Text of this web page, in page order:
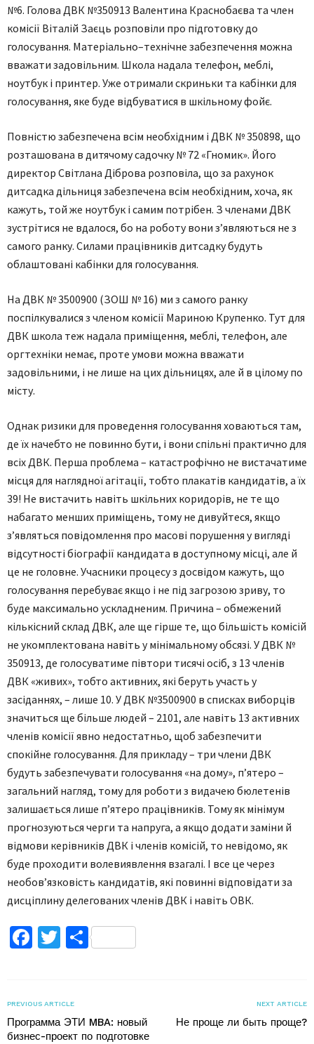
№6. Голова ДВК №350913 Валентина Краснобаєва та член
комісії Віталій Заєць розповіли про підготовку до
голосування. Матеріально–технічне забезпечення можна
вважати задовільним. Школа надала телефон, меблі,
ноутбук і принтер. Уже отримали скриньки та кабінки для
голосування, яке буде відбуватися в шкільному фойє.
Повністю забезпечена всім необхідним і ДВК № 350898, що
розташована в дитячому садочку № 72 «Гномик». Його
директор Світлана Діброва розповіла, що за рахунок
дитсадка дільниця забезпечена всім необхідним, хоча, як
кажуть, той же ноутбук і самим потрібен. З членами ДВК
зустрітися не вдалося, бо на роботу вони з’являються не з
самого ранку. Силами працівників дитсадку будуть
облаштовані кабінки для голосування.
На ДВК № 3500900 (ЗОШ № 16) ми з самого ранку
поспілкувалися з членом комісії Мариною Крупенко. Тут для
ДВК школа теж надала приміщення, меблі, телефон, але
оргтехніки немає, проте умови можна вважати
задовільними, і не лише на цих дільницях, але й в цілому по
місту.
Однак ризики для проведення голосування ховаються там,
де їх начебто не повинно бути, і вони спільні практично для
всіх ДВК. Перша проблема – катастрофічно не вистачатиме
місця для наглядної агітації, тобто плакатів кандидатів, а їх
39! Не вистачить навіть шкільних коридорів, не те що
набагато менших приміщень, тому не дивуйтеся, якщо
з’являться повідомлення про масові порушення у вигляді
відсутності біографії кандидата в доступному місці, але й
це не головне. Учасники процесу з досвідом кажуть, що
голосування перебуває якщо і не під загрозою зриву, то
буде максимально ускладненим. Причина – обмежений
кількісний склад ДВК, але ще гірше те, що більшість комісій
не укомплектована навіть у мінімальному обсязі. У ДВК №
350913, де голосуватиме півтори тисячі осіб, з 13 членів
ДВК «живих», тобто активних, які беруть участь у
засіданнях, – лише 10. У ДВК №3500900 в списках виборців
значиться ще більше людей – 2101, але навіть 13 активних
членів комісії явно недостатньо, щоб забезпечити
спокійне голосування. Для прикладу – три члени ДВК
будуть забезпечувати голосування «на дому», п’ятеро –
загальний нагляд, тому для роботи з видачею бюлетенів
залишається лише п’ятеро працівників. Тому як мінімум
прогнозуються черги та напруга, а якщо додати заміни й
відмови керівників ДВК і членів комісій, то невідомо, як
буде проходити волевиявлення взагалі. І все це через
необов’язковість кандидатів, які повинні відповідати за
дисціплину делегованих членів ДВК і навіть ОВК.
Facebook
TwitterПоділитися
PREVIOUS ARTICLE
Программа ЭТИ MBA: новый
бизнес-проект по подготовке
NEXT ARTICLE
Не проще ли быть проще?